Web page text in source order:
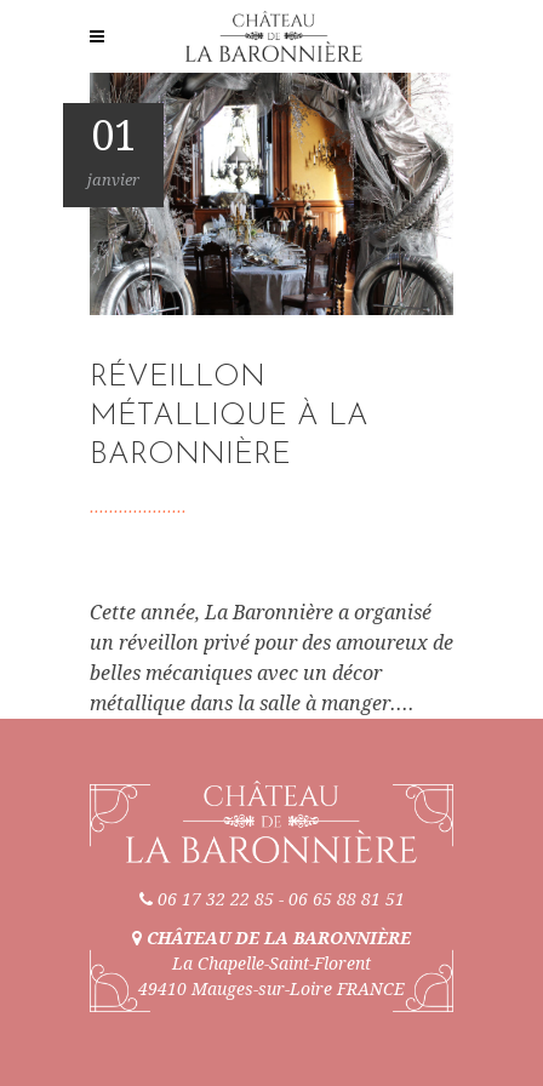
01
janvier
RÉVEILLON
MÉTALLIQUE À LA
BARONNIÈRE
Cette année, La Baronnière a organisé
un réveillon privé pour des amoureux de
belles mécaniques avec un décor
métallique dans la salle à manger....
06 17 32 22 85- 06 65 88 81 51
CHÂTEAU DE LA BARONNIÈRE
La Chapelle-Saint-Florent
49410 Mauges-sur-Loire FRANCE